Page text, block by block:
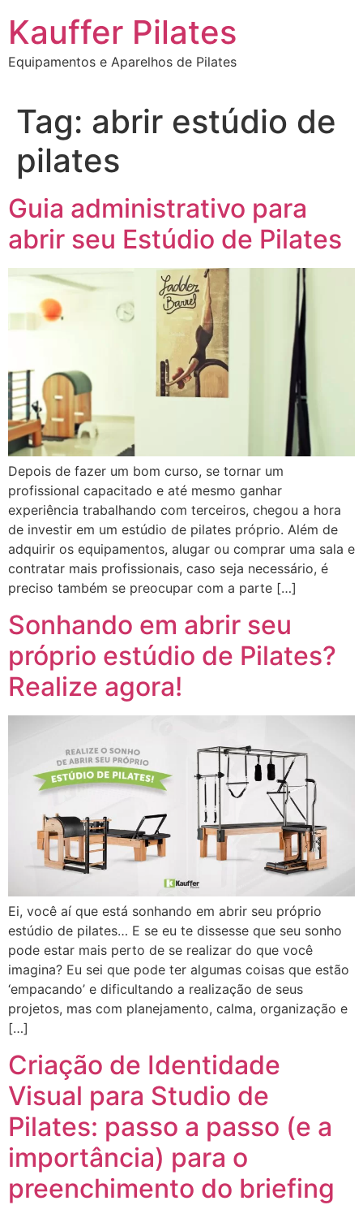
para
conteúdo
Kauffer Pilates
Equipamentos e Aparelhos de Pilates
Tag: abrir estúdio de
pilates
Guia administrativo para
abrir seu Estúdio de Pilates
Depois de fazer um bom curso, se tornar um
profissional capacitado e até mesmo ganhar
experiência trabalhando com terceiros, chegou a hora
de investir em um estúdio de pilates próprio. Além de
adquirir os equipamentos, alugar ou comprar uma sala e
contratar mais profissionais, caso seja necessário, é
preciso também se preocupar com a parte […]
Sonhando em abrir seu
próprio estúdio de Pilates?
Realize agora!
Ei, você aí que está sonhando em abrir seu próprio
estúdio de pilates… E se eu te dissesse que seu sonho
pode estar mais perto de se realizar do que você
imagina? Eu sei que pode ter algumas coisas que estão
‘empacando’ e dificultando a realização de seus
projetos, mas com planejamento, calma, organização e
[…]
Criação de Identidade
Visual para Studio de
Pilates: passo a passo (e a
importância) para o
preenchimento do briefing